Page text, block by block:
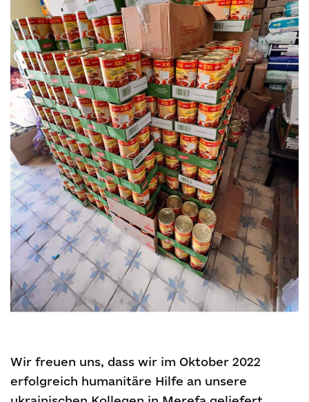
Wir freuen uns, dass wir im Oktober 2022
erfolgreich humanitäre Hilfe an unsere